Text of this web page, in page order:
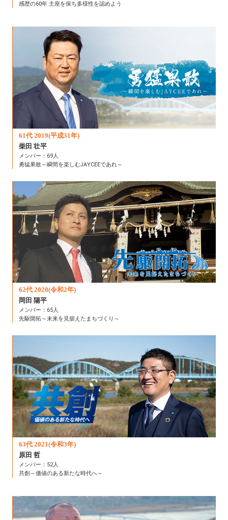
感歴の60年 主座を保ち多様性を認めよう
61代 2019(平成31年)
柴田 壮平
メンバー：69人
勇猛果敢～瞬間を楽しむJAYCEEであれ～
62代 2020(令和2年)
岡田 陽平
メンバー：65人
先駆開拓～未来を見据えたまちづくり～
63代 2021(令和3年)
原田 哲
メンバー：52人
共創～価値のある新たな時代へ～